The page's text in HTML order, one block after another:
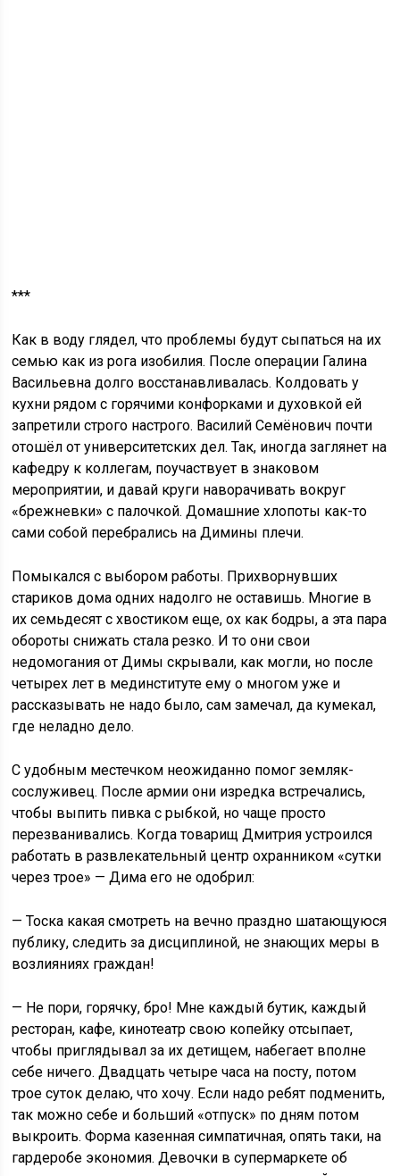
***
Как в воду глядел, что проблемы будут сыпаться на их
семью как из рога изобилия. После операции Галина
Васильевна долго восстанавливалась. Колдовать у
кухни рядом с горячими конфорками и духовкой ей
запретили строго настрого. Василий Семёнович почти
отошёл от университетских дел. Так, иногда заглянет на
кафедру к коллегам, поучаствует в знаковом
мероприятии, и давай круги наворачивать вокруг
«брежневки» с палочкой. Домашние хлопоты как-то
сами собой перебрались на Димины плечи.
Помыкался с выбором работы. Прихворнувших
стариков дома одних надолго не оставишь. Многие в
их семьдесят с хвостиком еще, ох как бодры, а эта пара
обороты снижать стала резко. И то они свои
недомогания от Димы скрывали, как могли, но после
четырех лет в мединституте ему о многом уже и
рассказывать не надо было, сам замечал, да кумекал,
где неладно дело.
С удобным местечком неожиданно помог земляк-
сослуживец. После армии они изредка встречались,
чтобы выпить пивка с рыбкой, но чаще просто
перезванивались. Когда товарищ Дмитрия устроился
работать в развлекательный центр охранником «сутки
через трое» — Дима его не одобрил:
— Тоска какая смотреть на вечно праздно шатающуюся
публику, следить за дисциплиной, не знающих меры в
возлияниях граждан!
— Не пори, горячку, бро! Мне каждый бутик, каждый
ресторан, кафе, кинотеатр свою копейку отсыпает,
чтобы приглядывал за их детищем, набегает вполне
себе ничего. Двадцать четыре часа на посту, потом
трое суток делаю, что хочу. Если надо ребят подменить,
так можно себе и больший «отпуск» по дням потом
выкроить. Форма казенная симпатичная, опять таки, на
гардеробе экономия. Девочки в супермаркете об